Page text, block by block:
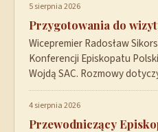
5 sierpnia 2026
Przygotowania do
Wicepremier Radosław
Konferencji Episkopatu
Wojdą SAC. Rozmowy
4 sierpnia 2026
Przewodniczący